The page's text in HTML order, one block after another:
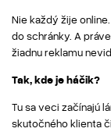
Nie každý žije
do schránky. A
žiadnu reklamu
Tak, kde je háčik?
Tu sa veci začínajú
skutočného klienta